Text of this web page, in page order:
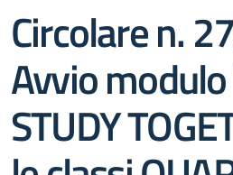
Circolare n.
Avvio modulo
STUDY